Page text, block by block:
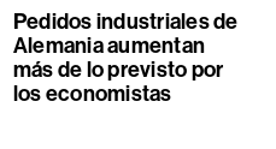
Pedidos industriales de
Alemania aumentan
más de lo previsto por
los economistas